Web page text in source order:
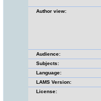
Author view:
Audience:
Subjects:
Language:
LAMS Version:
License: